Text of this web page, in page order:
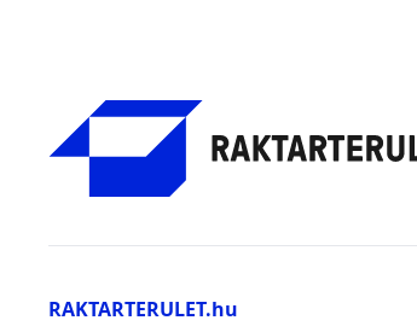
RAKTARTERULET.hu